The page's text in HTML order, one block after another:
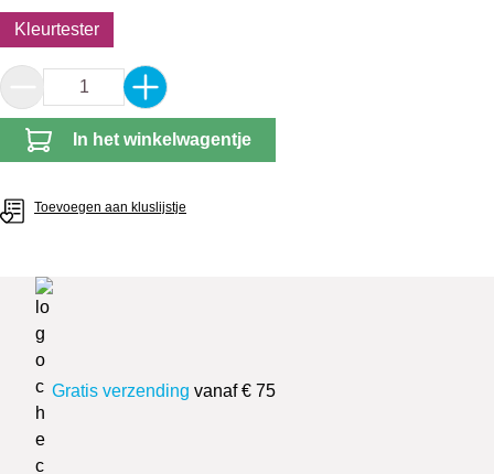
Kleurtester
Producthoeveelheid: Voer de gewenste
In het winkelwagentje
Toevoegen aan kluslijstje
Gratis verzending vanaf € 75